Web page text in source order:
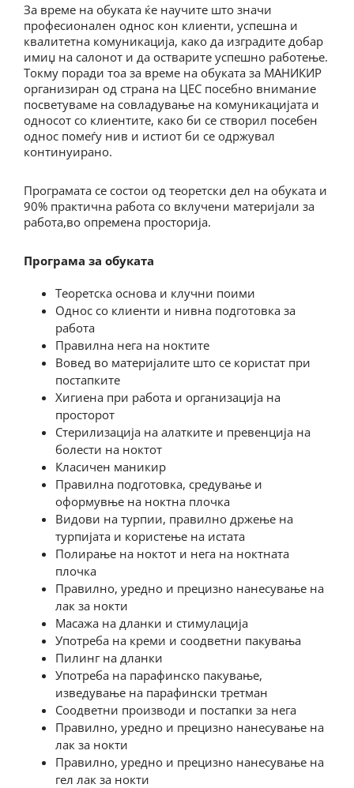
За време на обуката ќе научите што значи
професионален однос кон клиенти, успешна и
квалитетна комуникација, како да изградите добар
имиџ на салонот и да остварите успешно работење.
Токму поради тоа за време на обуката за МАНИКИР
организиран од страна на ЦЕС посебно внимание
посветуваме на совладување на комуникацијата и
односот со клиентите, како би се створил посебен
однос помеѓу нив и истиот би се одржувал
континуирано.
Програмата се состои од теоретски дел на обуката и
90% практична работа со вклучени материјали за
работа,во опремена просторија.
Програма за обуката
Теоретска основа и клучни поими
Однос со клиенти и нивна подготовка за
работа
Правилна нега на ноктите
Вовед во материјалите што се користат при
постапките
Хигиена при работа и организација на
просторот
Стерилизација на алатките и превенција на
болести на ноктот
Класичен маникир
Правилна подготовка, средување и
оформувње на ноктна плочка
Видови на турпии, прaвилно држeње на
турпијата и користење на истата
Полирање на ноктот и нега на ноктната
плочка
Правилно, уредно и прецизно нанесување на
лак за нокти
Масажа на дланки и стимулација
Употреба на креми и соодветни пакувања
Пилинг на дланки
Употреба на парафинско пакување,
изведување на парафински третман
Соодветни производи и постапки за нега
Правилно, уредно и прецизно нанесување на
лак за нокти
Правилно, уредно и прецизно нанесување на
гел лак за нокти